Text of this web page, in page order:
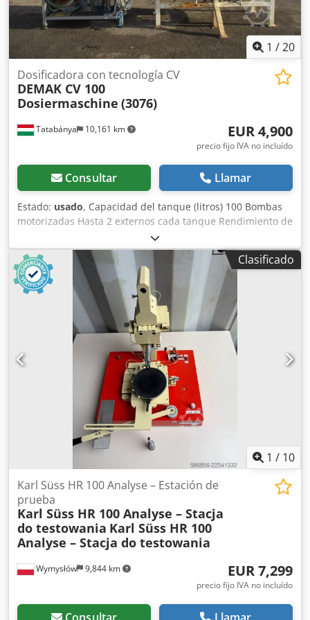
puede descartar con un galvanizado en caliente de alta
calidad. Si tiene alguna duda, póngase en contacto con
nosotros.
1 /20
Tatabánya 10,161 km
Dosificadora con tecnología CV
DEMAK CV 100
Dosiermaschine (3076)
EUR 4,900
precio fijo IVA no incluído
Consultar Llamar
Estado: usado, Capacidad del tanque (litros) 100 Bombas
motorizadas Hasta 2 externos cada tanque Rendimiento de
dosificación Máx. 50 cc/seg. por bomba Soporte técnico
remoto Crjdevpfhyepfx Agxjf
Clasificado
1 / 10
Wymysłów 9,844 km
Karl Süss HR 100 Analyse – Estación de
prueba
Karl Süss HR 100 Analyse – Stacja
do testowania Karl Süss HR 100
Analyse – Stacja do testowania
EUR 7,299
precio fijo IVA no incluído